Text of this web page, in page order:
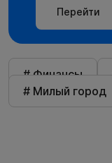
Перейти
# Финансы
# Милый город